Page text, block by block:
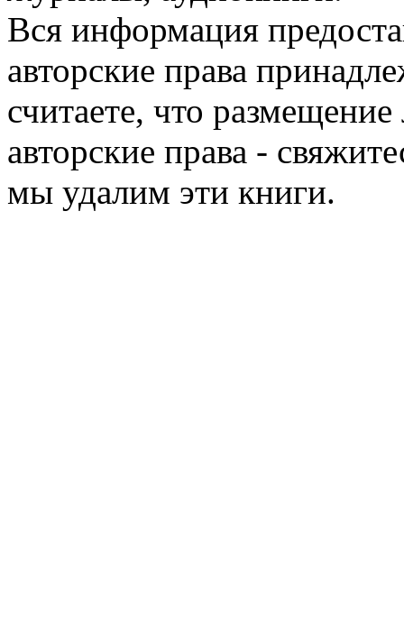
Вся информация
авторские права
считаете, что
авторские права -
мы удалим эти книги.